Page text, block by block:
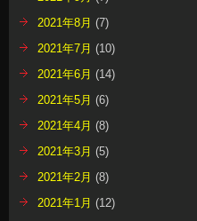
2021年8月 (7)
2021年7月 (10)
2021年6月 (14)
2021年5月 (6)
2021年4月 (8)
2021年3月 (5)
2021年2月 (8)
2021年1月 (12)